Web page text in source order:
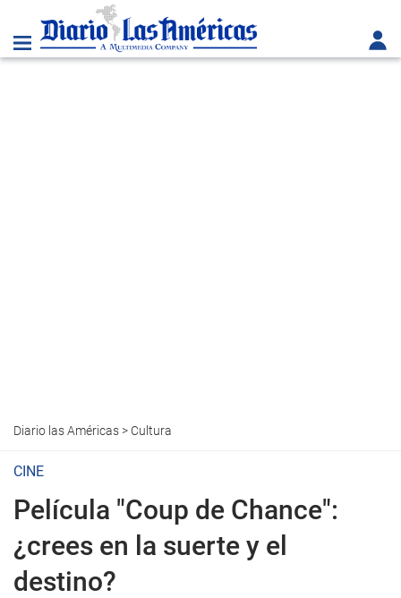
Diario las Américas> Cultura
CINE
Película "Coup de Chance":
¿crees en la suerte y el
destino?